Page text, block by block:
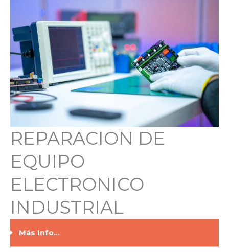
REPARACION DE
EQUIPO
ELECTRONICO
INDUSTRIAL
Más Info...